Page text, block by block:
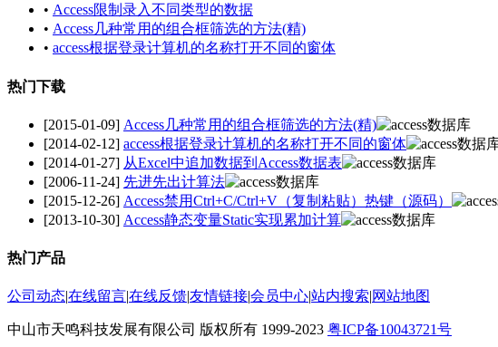
• Access限制录入不同类型的数据
• Access几种常用的组合框筛选的方法(精)
• access根据登录计算机的名称打开不同的窗体
热门下载
[2015-01-09] Access几种常用的组合框筛选的方法(精)
[2014-02-12] access根据登录计算机的名称打开不同的窗体
[2014-01-27] 从Excel中追加数据到Access数据表
[2006-11-24] 先进先出计算法
[2015-12-26] Access禁用Ctrl+C/Ctrl+V（复制粘贴）热键（源码）
[2013-10-30] Access静态变量Static实现累加计算
热门产品
公司动态|在线留言|在线反馈|友情链接|会员中心|站内搜索|网站地图
中山市天鸣科技发展有限公司 版权所有 1999-2023 粤ICP备10043721号